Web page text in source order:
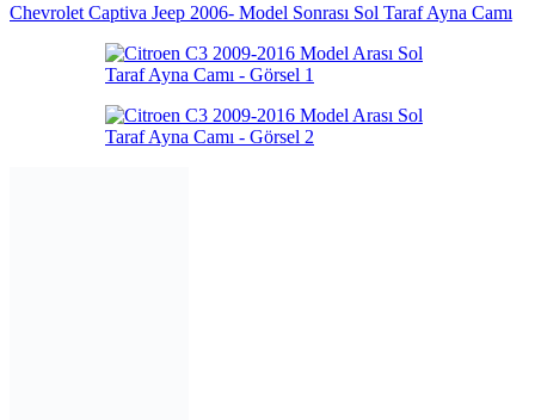
Chevrolet Captiva Jeep 2006- Model Sonrası Sol Taraf Ayna Camı